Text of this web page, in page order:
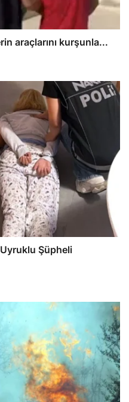
araçlarını kurşunla...
Uyruklu Şüpheli